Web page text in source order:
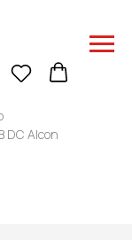
DC Alcon